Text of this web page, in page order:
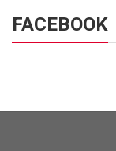
FACEBOOK